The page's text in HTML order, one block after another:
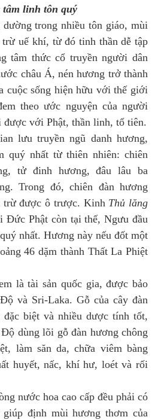
tâm linh tôn quý
trong nhiều tôn giáo, mùi
uế khí, từ đó tinh thần dễ tập
tâm thức cổ truyền người dân
châu Á, nén hương trở thành
cuộc sống hiện hữu với thế giới
theo ước nguyện của người
được với Phật, thần linh, tổ tiên.
lưu truyền ngũ danh hương,
quý nhất từ thiên nhiên: chiên
tử đinh hương, đâu lâu ba
Trong đó, chiên đàn hương
trừ được ô trược. Kinh Thủ lăng
Đức Phật còn tại thế, Ngưu đầu
nhất. Hương này nếu đốt một
46 dặm thành Thất La Phiệt
là tài sản quốc gia, được bảo
và Sri-Laka. Gỗ của cây đàn
biệt và nhiều dược tính tốt,
dùng lõi gỗ đàn hương chông
làm săn da, chữa viêm bàng
huyết, nấc, khí hư, loét và rối
nước hoa cao cấp đều phải có
định mùi hương thơm của